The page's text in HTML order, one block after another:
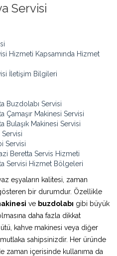
Servisi
Hizmeti Kapsamında Hizmet
İletişim Bilgileri
Buzdolabı Servisi
Çamaşır Makinesi Servisi
Bulaşık Makinesi Servisi
Servisi
Beretta Servis Hizmeti
Servisi Hizmet Bölgeleri
eşyaların kalitesi, zaman
bir durumdur. Özellikle
ve buzdolabı gibi büyük
daha fazla dikkat
ütü, kahve makinesi veya diğer
sahipsinizdir. Her üründe
içerisinde kullanıma da